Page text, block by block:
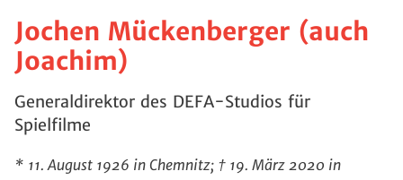
Jochen Mückenberger (auch
Joachim)
Generaldirektor des DEFA-Studios für
Spielfilme
* 11. August 1926 in Chemnitz; † 19. März 2020 in